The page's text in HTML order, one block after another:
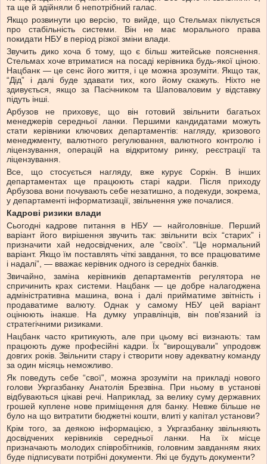
та ще й здійняли б непотрібний галас.
Якщо розвинути цю версію, то вийде, що Стельмах піклується
про стабільність системи. Він не має морального права
покидати НБУ в період різкої зміни влади.
Звучить дико хоча б тому, що є більш житейське пояснення.
Стельмах хоче втриматися на посаді керівника будь-якої ціною.
Нацбанк — це сенс його життя, і це можна зрозуміти. Якщо так,
“Дід” і далі буде здавати тих, кого йому скажуть. Ніхто не
здивується, якщо за Пасічником та Шаповаловим у відставку
підуть інші.
Арбузов не приховує, що він готовий звільнити багатьох
менеджерів середньої ланки. Першими кандидатами можуть
стати керівники ключових департаментів: нагляду, кризового
менеджменту, валютного регулювання, валютного контролю і
ліцензування, операцій на відкритому ринку, реєстрації та
ліцензування.
Все, що стосується нагляду, вже курує Соркін. В інших
департаментах ще працюють старі кадри. Після приходу
Арбузова вони почувають себе незатишно, а подекуди, зокрема,
у департаменті інформатизації, звільнення уже почалися.
Кадрові ризики влади
Сьогодні кадрове питання в НБУ — найголовніше. Перший
варіант його вирішення звучить так: звільнити всіх “старих” і
призначити хай недосвідчених, але “своїх”. “Це нормальний
варіант. Якщо їм поставлять чіткі завдання, то все працюватиме
і надалі”, — вважає керівник одного із середніх банків.
Звичайно, заміна керівників департаментів регулятора не
спричинить крах системи. Нацбанк — це добре налагоджена
адміністративна машина, вона і далі прийматиме звітність і
продаватиме валюту. Однак у самому НБУ цей варіант
оцінюють інакше. На думку управлінців, він пов'язаний із
стратегічними ризиками.
Нацбанк часто критикують, але при цьому всі визнають: там
працюють дуже професійні кадри. Їх “вирощували” упродовж
довгих років. Звільнити стару і створити нову адекватну команду
за один місяць неможливо.
Як поведуть себе “свої”, можна зрозуміти на прикладі нового
голови Укргазбанку Анатолія Брезвіна. При ньому в установі
відбуваються цікаві речі. Наприклад, за велику суму державних
грошей куплене нове приміщення для банку. Невже більше не
було на що витратити бюджетні кошти, влиті у капітал установи?
Крім того, за деякою інформацією, з Укргазбанку звільняють
досвідчених керівників середньої ланки. На їх місце
призначають молодих співробітників, головним завданням яких
буде підписувати потрібні документи. Які це будуть документи?